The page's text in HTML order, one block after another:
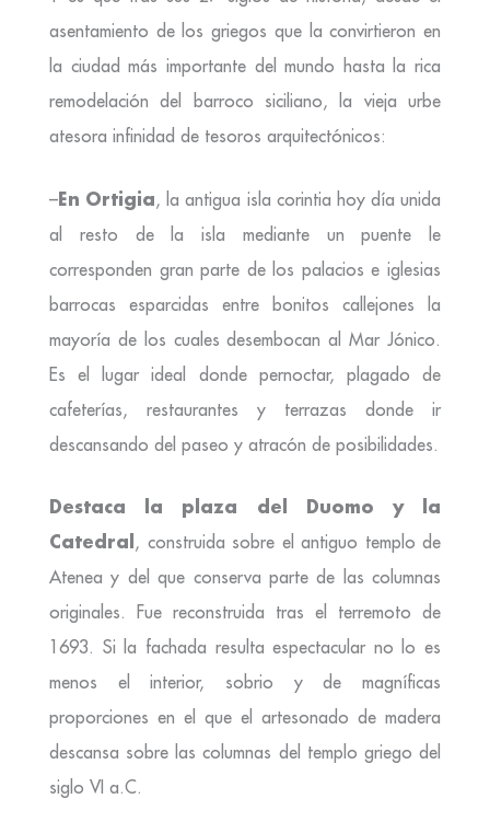
asentamiento de los griegos que la convirtieron en
la ciudad más importante del mundo hasta la rica
remodelación del barroco siciliano, la vieja urbe
atesora infinidad de tesoros arquitectónicos:
–En Ortigia, la antigua isla corintia hoy día unida
al resto de la isla mediante un puente le
corresponden gran parte de los palacios e iglesias
barrocas esparcidas entre bonitos callejones la
mayoría de los cuales desembocan al Mar Jónico.
Es el lugar ideal donde pernoctar, plagado de
cafeterías, restaurantes y terrazas donde ir
descansando del paseo y atracón de posibilidades.
Destaca la plaza del Duomo y la
Catedral , construida sobre el antiguo templo de
Atenea y del que conserva parte de las columnas
originales. Fue reconstruida tras el terremoto de
1693. Si la fachada resulta espectacular no lo es
menos el interior, sobrio y de magníficas
proporciones en el que el artesonado de madera
descansa sobre las columnas del templo griego del
siglo VI a.C.